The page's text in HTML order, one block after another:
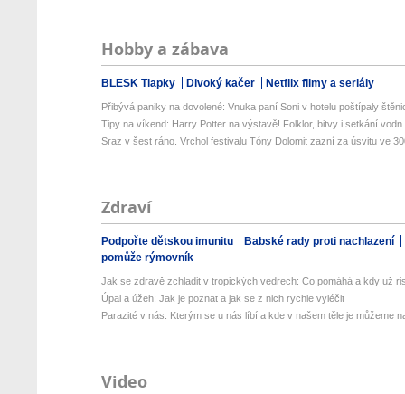
Hobby a zábava
BLESK Tlapky Divoký kačer Netflix filmy a seriály
Přibývá paniky na dovolené: Vnuka paní Soni v hotelu poštípaly
Tipy na víkend: Harry Potter na výstavě! Folklor, bitvy i setkání
Sraz v šest ráno. Vrchol festivalu Tóny Dolomit zazní za úsvitu ve
Zdraví
Podpořte dětskou imunitu
Babské rady proti nachlazení
pomůže rýmovník
Jak se zdravě zchladit v tropických vedrech: Co pomáhá a kdy už
Úpal a úžeh: Jak je poznat a jak se z nich rychle vyléčit
Parazité v nás: Kterým se u nás líbí a kde v našem těle je můžeme
Video